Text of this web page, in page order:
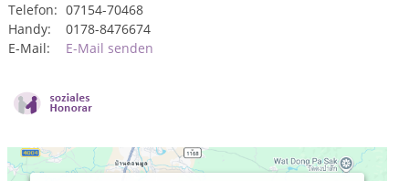
Telefon: 07154-70468
Handy:
0178-8476674
E-Mail:
E-Mail senden